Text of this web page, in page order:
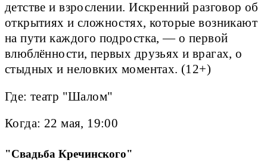
детстве и взрослении. Искренний разговор об
открытиях и сложностях, которые возникают
на пути каждого подростка, — о первой
влюблённости, первых друзьях и врагах, о
стыдных и неловких моментах. (12+)
Где: театр "Шалом"
Когда: 22 мая, 19:00
"Свадьба Кречинского"